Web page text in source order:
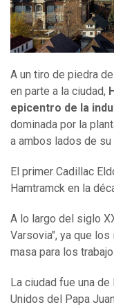
A un tiro de piedra
en parte a la ciudad,
epicentro de la
dominada por la
a ambos lados de
El primer Cadillac
Hamtramck en la
A lo largo del siglo
Varsovia", ya que
masa para los
La ciudad fue una
Unidos del Papa